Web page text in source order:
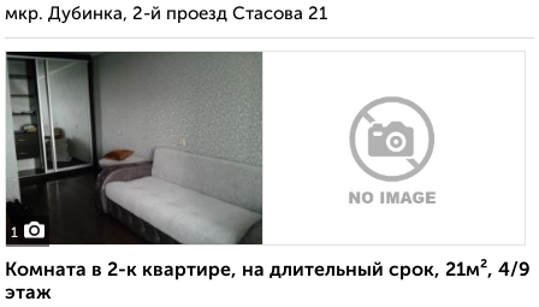
мкр. Дубинка, 2-й проезд Стасова 21
1
Комната в 2-к квартире, на длительный срок, 21м², 4/9
этаж